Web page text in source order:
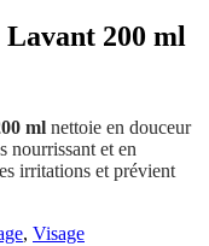
200 ml
ml nettoie en douceur
nourrissant et en
irritations et prévient
, Visage